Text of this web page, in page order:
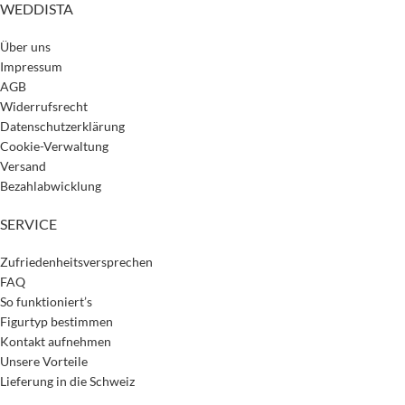
WEDDISTA
Über uns
Impressum
AGB
Widerrufsrecht
Datenschutzerklärung
Cookie-Verwaltung
Versand
Bezahlabwicklung
SERVICE
Zufriedenheitsversprechen
FAQ
So funktioniert’s
Figurtyp bestimmen
Kontakt aufnehmen
Unsere Vorteile
Lieferung in die Schweiz